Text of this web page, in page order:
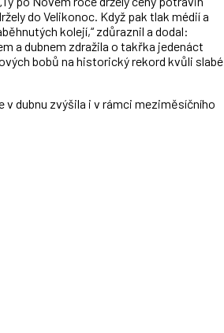
do Velikonoc. Když pak tlak médií a
kolejí,“ zdůraznil a dodal:
a dubnem zdražila o takřka jedenáct
bobů na historický rekord kvůli slabé
dubnu zvýšila i v rámci meziměsíčního